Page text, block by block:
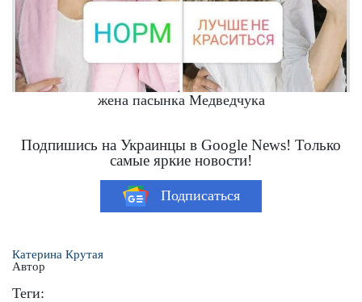
жена пасынка Медведчука
Подпишись на Украинцы в Google News! Только
самые яркие новости!
Подписаться
Катерина Крутая
Автор
Теги: